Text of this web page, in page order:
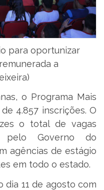
para oportunizar
a
o Programa Mais
4.857 inscrições. O
o total de vagas
pelo Governo do
agências de estágio
em todo o estado.
dia 11 de agosto com